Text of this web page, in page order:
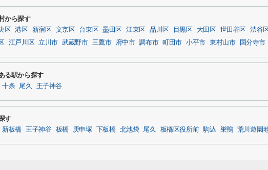
から探す
区 港区 新宿区 文京区 台東区 墨田区 江東区 品川区 目黒区 大田区 世田谷区 渋谷区
江戸川区 立川市 武蔵野市 三鷹市 府中市 調布市 町田市 小平市 東村山市 国分寺市
る駅から探す
十条 尾久 王子神谷
す
新板橋 王子神谷 板橋 庚申塚 下板橋 北池袋 尾久 板橋区役所前 駒込 巣鴨 荒川遊園